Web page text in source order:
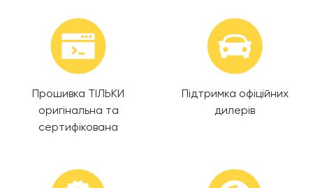
Прошивка ТІЛЬКИ
оригінальна та
сертифікована
Підтримка офіційних
дилерів